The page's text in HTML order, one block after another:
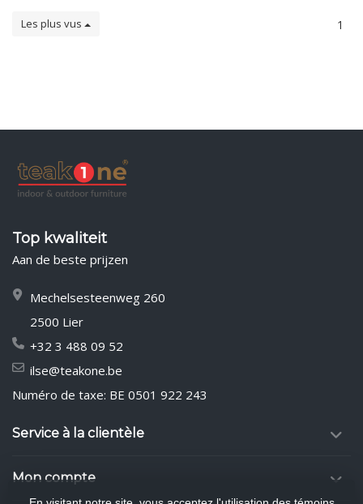
Les plus vus 1
Top kwaliteit
Aan de beste prijzen
Mechelsesteenweg 260
2500 Lier
+32 3 488 09 52
ilse@teakone.be
Numéro de taxe: BE 0501 922 243
Service à la clientèle
Mon compte